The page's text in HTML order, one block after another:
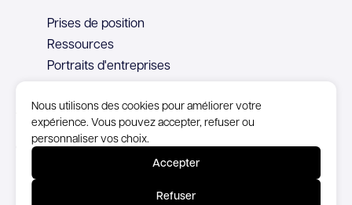
Nous utilisons des cookies pour améliorer votre
expérience. Vous pouvez accepter, refuser ou
personnaliser vos choix.
Accepter
Refuser
Prises de position
Ressources
Portraits d'entreprises
© Copyright Syntec, 2026
Politique de confidentialité